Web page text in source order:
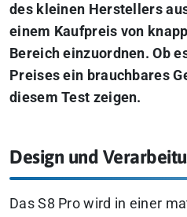
des kleinen Herstellers
einem Kaufpreis von
Bereich einzuordnen. Ob
Preises ein brauchbares
diesem Test zeigen.
Design und
Das S8 Pro wird in einer